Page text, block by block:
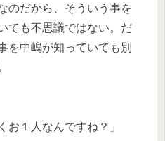
のだから、そういう事を
ても不思議ではない。だ
を中嶋が知っていても別
お１人なんですね？」